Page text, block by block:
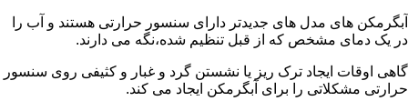
آبگرمکن های مدل های جدیدتر دارای سنسور حرارتی هستند و آب را
در یک دمای مشخص که از قبل تنظیم شده،نگه می دارند.
گاهی اوقات ایجاد ترک ریز یا نشستن گرد و غبار و کثیفی روی سنسور
حرارتی مشکلاتی را برای آبگرمکن ایجاد می کند.